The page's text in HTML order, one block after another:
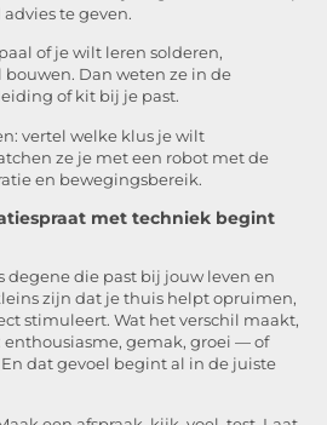
te geven.
of je wilt leren solderen,
Dan weten ze in de
of kit bij je past.
vertel welke klus je wilt
ze je met een robot met de
en bewegingsbereik.
met techniek begint
degene die past bij jouw leven en
zijn dat je thuis helpt opruimen,
stimuleert. Wat het verschil maakt,
enthousiasme, gemak, groei — of
dat gevoel begint al in de juiste